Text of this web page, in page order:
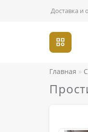
Доставка и
Главная